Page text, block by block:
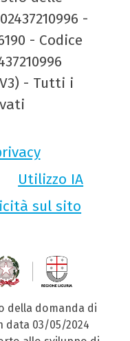
-
- Codice
- Tutti i
Utilizzo IA
sul sito
della domanda di
data 03/05/2024